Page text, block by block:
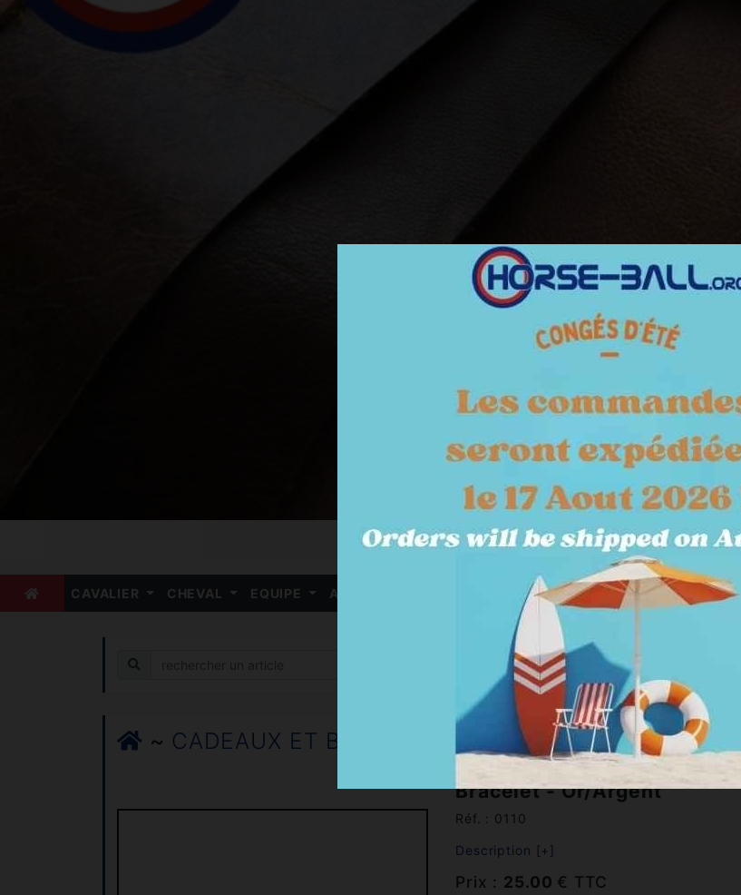
CAVALIER CHEVAL EQUIPE ARBITRE SOINS & ECURIE TERRAIN KITS & PACKS
Recherche
~ CADEAUX ET BIJOUX ~ Bijoux
Bracelet - Or/Argent
Réf. : 0110
Description [+]
Prix : 25.00 € TTC